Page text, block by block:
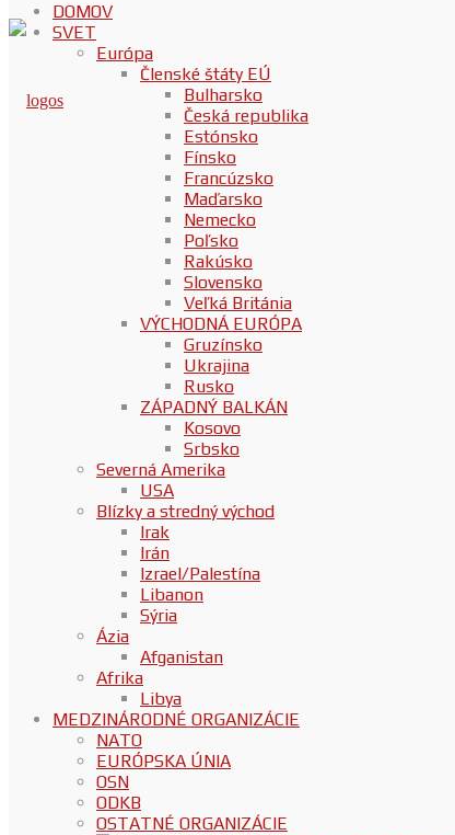
DOMOV
SVET
Európa
Členské štáty EÚ
Bulharsko
Česká republika
Estónsko
Fínsko
Francúzsko
Maďarsko
Nemecko
Poľsko
Rakúsko
Slovensko
Veľká Británia
VÝCHODNÁ EURÓPA
Gruzínsko
Ukrajina
Rusko
ZÁPADNÝ BALKÁN
Kosovo
Srbsko
Severná Amerika
USA
Blízky a stredný východ
Irak
Irán
Izrael/Palestína
Libanon
Sýria
Ázia
Afganistan
Afrika
Libya
MEDZINÁRODNÉ ORGANIZÁCIE
NATO
EURÓPSKA ÚNIA
OSN
ODKB
OSTATNÉ ORGANIZÁCIE